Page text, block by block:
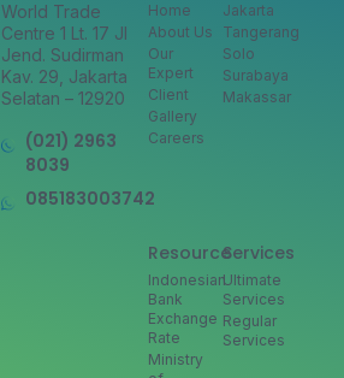
World Trade
Centre 1 Lt. 17 Jl
Jend. Sudirman
Kav. 29, Jakarta
Selatan – 12920
(021) 2963
8039
085183003742
Home
About Us
Our
Expert
Client
Gallery
Careers
Services
Ultimate
Services
Regular
Services
Jakarta
Tangerang
Solo
Surabaya
Makassar
Resource
Indonesian
Bank
Exchange
Rate
Ministry